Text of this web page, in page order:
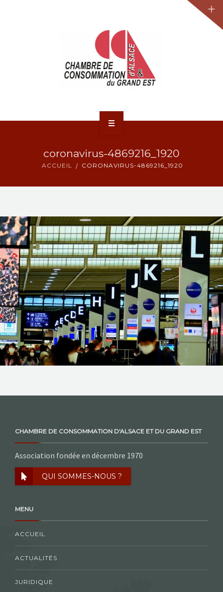
ACTUALITÉS
NOS ACTIONS
CONTACT
coronavirus-4869216_1920
ACCUEIL CORONAVIRUS-4869216_1920
CHAMBRE DE CONSOMMATION D'ALSACE ET DU GRAND EST
Association fondée en décembre 1970
QUI SOMMES-NOUS ?
MENU
ACCUEIL
ACTUALITÉS
JURIDIQUE